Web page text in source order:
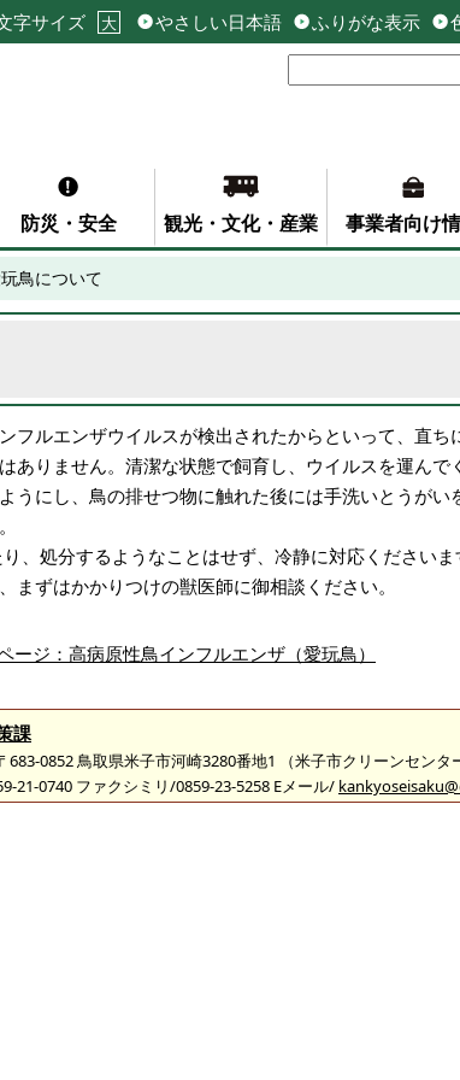
字サイズ 大 やさしい日本語 ふりがな表示
防災・安全 観光・文化・産業 事業者向け
鳥について
フルエンザウイルスが検出されたからといって、直ち
ありません。清潔な状態で飼育し、ウイルスを運んで
うにし、鳥の排せつ物に触れた後には手洗いとうがい
、処分するようなことはせず、冷静に対応ください
まずはかかりつけの獣医師に御相談ください。
ージ：高病原性鳥インフルエンザ（愛玩鳥）
課
683-0852 鳥取県米子市河崎3280番地1 （米子市クリーンセンタ
21-0740 ファクシミリ/0859-23-5258 Eメール/